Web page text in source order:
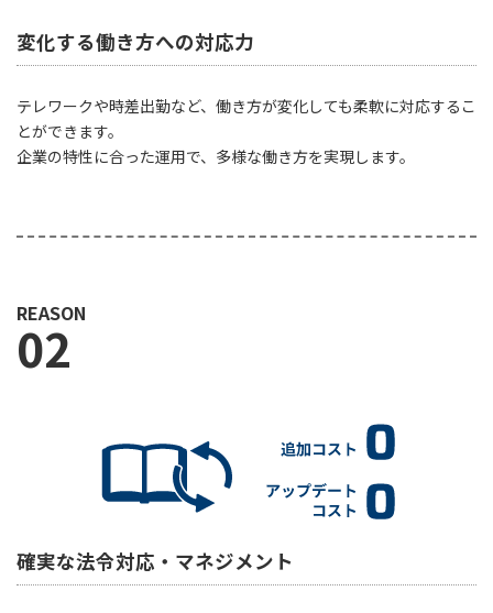
変化する働き方への対応力
テレワークや時差出勤など、働き方が変化しても柔軟に対応するこ
とができます。
企業の特性に合った運用で、多様な働き方を実現します。
REASON
02
確実な法令対応・マネジメント